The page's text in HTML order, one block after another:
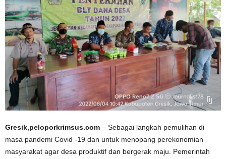
Gresik,peloporkrimsus.com – Sebagai langkah pemulihan di
masa pandemi Covid -19 dan untuk menopang perekonomian
masyarakat agar desa produktif dan bergerak maju. Pemerintah